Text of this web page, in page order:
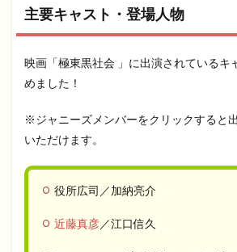
主要キャスト・登場人物
映画「極東黒社会 」に出演されているキ
めました！
※ジャニーズメンバーをクリックすると
いただけます。
役所広司／加納亮介
近藤真彦／江口信久